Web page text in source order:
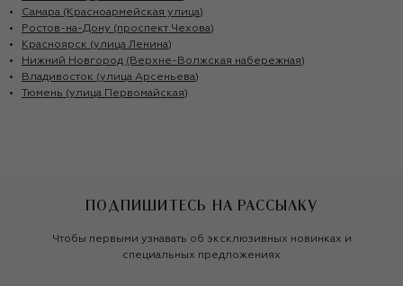
Самара (Красноармейская улица)
Ростов-на-Дону (проспект Чехова)
Красноярск (улица Ленина)
Нижний Новгород (Верхне-Волжская набережная)
Владивосток (улица Арсеньева)
Тюмень (улица Первомайская)
ПОДПИШИТЕСЬ НА РАССЫЛКУ
Чтобы первыми узнавать об эксклюзивных новинках и
специальных предложениях